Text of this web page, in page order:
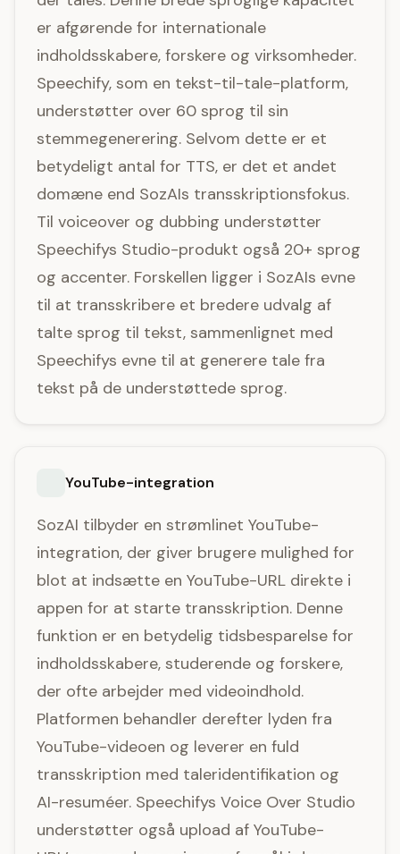
er afgørende for internationale
indholdsskabere, forskere og virksomheder.
Speechify, som en tekst-til-tale-platform,
understøtter over 60 sprog til sin
stemmegenerering. Selvom dette er et
betydeligt antal for TTS, er det et andet
domæne end SozAIs transskriptionsfokus.
Til voiceover og dubbing understøtter
Speechifys Studio-produkt også 20+ sprog
og accenter. Forskellen ligger i SozAIs evne
til at transskribere et bredere udvalg af
talte sprog til tekst, sammenlignet med
Speechifys evne til at generere tale fra
tekst på de understøttede sprog.
YouTube-integration
SozAI tilbyder en strømlinet YouTube-
integration, der giver brugere mulighed for
blot at indsætte en YouTube-URL direkte i
appen for at starte transskription. Denne
funktion er en betydelig tidsbesparelse for
indholdsskabere, studerende og forskere,
der ofte arbejder med videoindhold.
Platformen behandler derefter lyden fra
YouTube-videoen og leverer en fuld
transskription med taleridentifikation og
AI-resuméer. Speechifys Voice Over Studio
understøtter også upload af YouTube-